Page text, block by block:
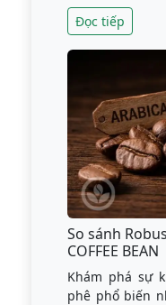
Đọc tiếp
So sánh
COFFEE BEAN
Khám phá sự
phê phổ biến